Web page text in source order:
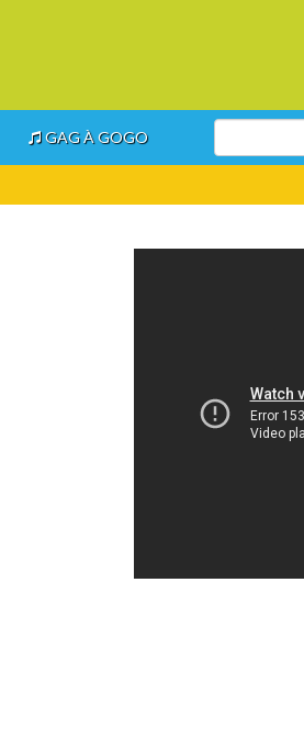
GAG À GOGO